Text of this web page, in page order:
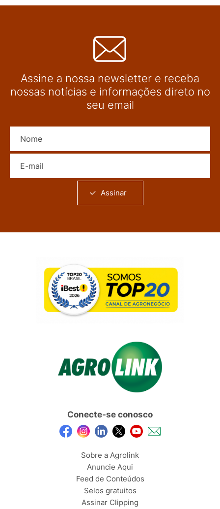
Assine a nossa newsletter e receba
nossas notícias e informações direto no
seu email
Assinar
Conecte-se conosco
Sobre a Agrolink
Anuncie Aqui
Feed de Conteúdos
Selos gratuitos
Assinar Clipping